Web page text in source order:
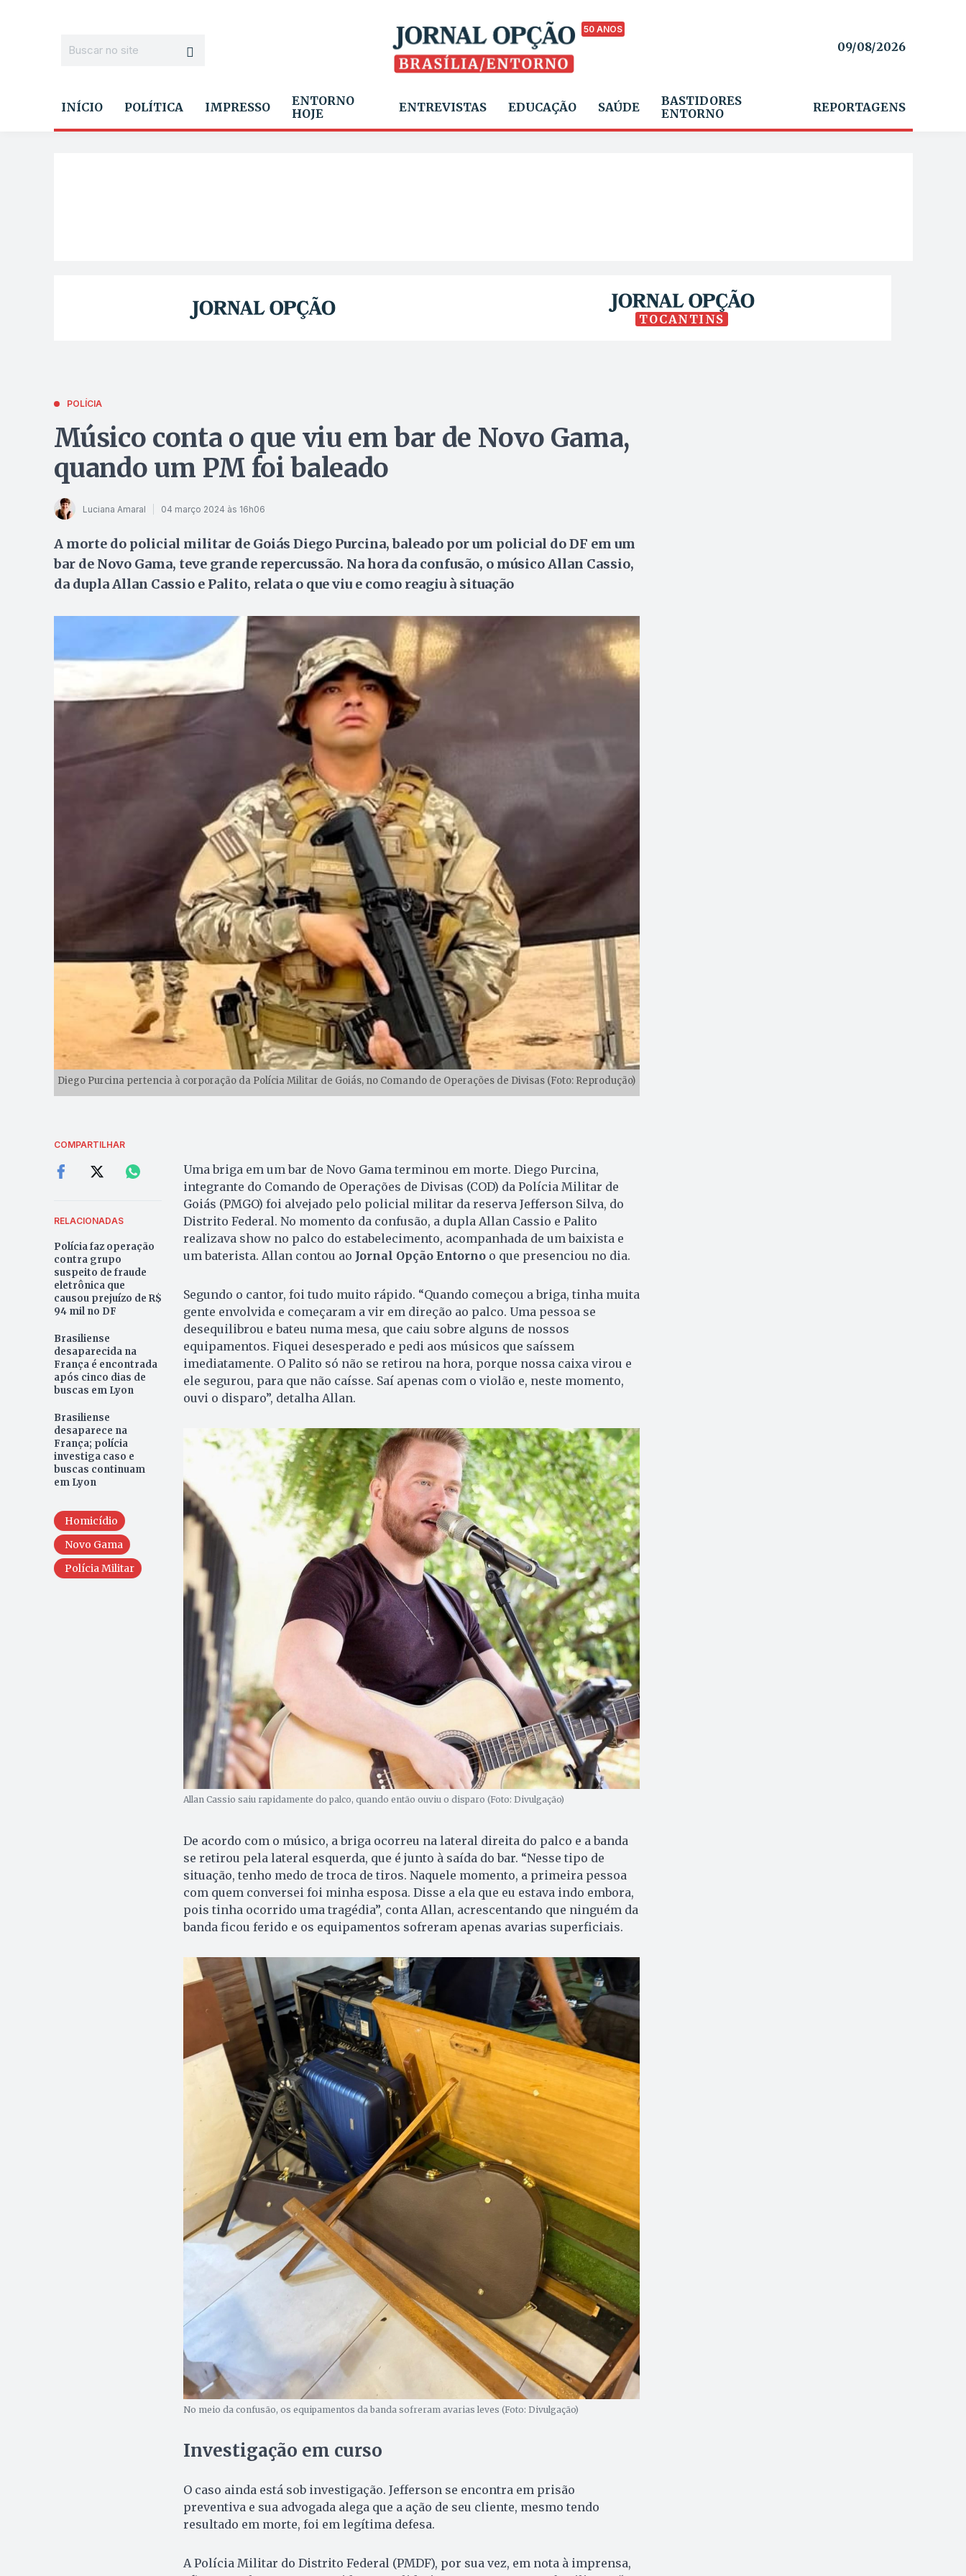
50 ANOS
09/08/2026
INÍCIO POLÍTICA IMPRESSO
ENTORNO
HOJE
ENTREVISTAS EDUCAÇÃO SAÚDE
BASTIDORES
ENTORNO
REPORTAGENS
TOCANTINS
POLÍCIA
Músico conta o que viu em bar de Novo Gama,
quando um PM foi baleado
Luciana Amaral 04 março 2024 às 16h06
A morte do policial militar de Goiás Diego Purcina, baleado por um policial do DF em um
bar de Novo Gama, teve grande repercussão. Na hora da confusão, o músico Allan Cassio,
da dupla Allan Cassio e Palito, relata o que viu e como reagiu à situação
Diego Purcina pertencia à corporação da Polícia Militar de Goiás, no Comando de Operações de Divisas (Foto: Reprodução)
COMPARTILHAR
RELACIONADAS
Polícia faz operação
contra grupo
suspeito de fraude
eletrônica que
causou prejuízo de R$
94 mil no DF
Brasiliense
desaparecida na
França é encontrada
após cinco dias de
buscas em Lyon
Brasiliense
desaparece na
França; polícia
investiga caso e
buscas continuam
em Lyon
Homicídio
Novo Gama
Polícia Militar
Uma briga em um bar de Novo Gama terminou em morte. Diego Purcina,
integrante do Comando de Operações de Divisas (COD) da Polícia Militar de
Goiás (PMGO) foi alvejado pelo policial militar da reserva Jefferson Silva, do
Distrito Federal. No momento da confusão, a dupla Allan Cassio e Palito
realizava show no palco do estabelecimento, acompanhada de um baixista e
um baterista. Allan contou ao Jornal Opção Entornoo que presenciou no dia.
Segundo o cantor, foi tudo muito rápido. “Quando começou a briga, tinha muita
gente envolvida e começaram a vir em direção ao palco. Uma pessoa se
desequilibrou e bateu numa mesa, que caiu sobre alguns de nossos
equipamentos. Fiquei desesperado e pedi aos músicos que saíssem
imediatamente. O Palito só não se retirou na hora, porque nossa caixa virou e
ele segurou, para que não caísse. Saí apenas com o violão e, neste momento,
ouvi o disparo”, detalha Allan.
Allan Cassio saiu rapidamente do palco, quando então ouviu o disparo (Foto: Divulgação)
De acordo com o músico, a briga ocorreu na lateral direita do palco e a banda
se retirou pela lateral esquerda, que é junto à saída do bar. “Nesse tipo de
situação, tenho medo de troca de tiros. Naquele momento, a primeira pessoa
com quem conversei foi minha esposa. Disse a ela que eu estava indo embora,
pois tinha ocorrido uma tragédia”, conta Allan, acrescentando que ninguém da
banda ficou ferido e os equipamentos sofreram apenas avarias superficiais.
No meio da confusão, os equipamentos da banda sofreram avarias leves (Foto: Divulgação)
Investigação em curso
O caso ainda está sob investigação. Jefferson se encontra em prisão
preventiva e sua advogada alega que a ação de seu cliente, mesmo tendo
resultado em morte, foi em legítima defesa.
A Polícia Militar do Distrito Federal (PMDF), por sua vez, em nota à imprensa,